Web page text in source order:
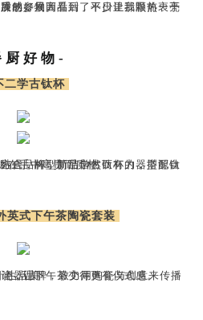
展的参展商品后，平日里那颗热衷于搜罗家居好物的心又开始了躁动，只因看到了不少让我眼前一亮的质感好物。
厨好物-
二学古钛杯
源自明代，将经典与现代设计相结合，杯型简洁自然而有力，搭配钛金材质， 握在手中高贵而质朴
英式下午茶陶瓷套装
JOYYE是一个原创轻奢中国瓷器品牌，致力用陶瓷与创意来传播生活美
，让下午茶变得更有仪式感。